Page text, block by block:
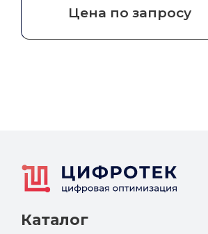
Цена по запросу
Каталог